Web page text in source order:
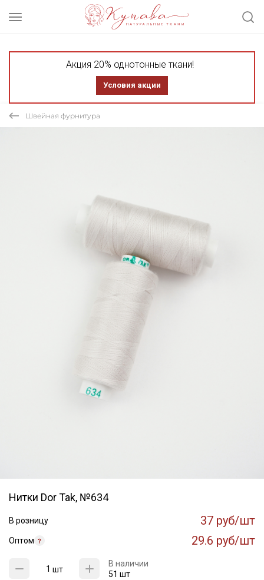
Акция 20% однотонные ткани!
Условия акции
Швейная фурнитура
Нитки Dor Tak, №634
В розницу 37 руб/шт
Оптом 29.6 руб/шт
шт
В наличии
51 шт